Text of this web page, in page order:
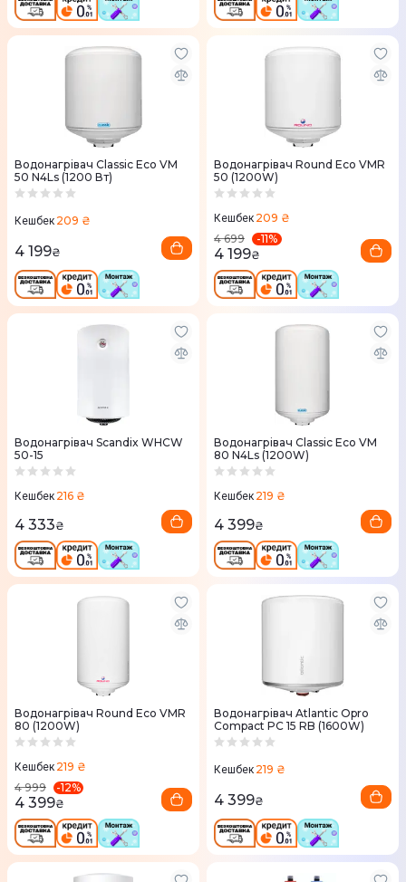
Водонагрівач Classic Eco VM
50 N4Ls (1200 Вт)
Кешбек 209 ₴
4 199₴
Водонагрівач Round Eco VMR
50 (1200W)
Кешбек 209 ₴
4 699
-11%
4 199₴
Водонагрівач Scandix WHCW
50-15
Кешбек 216 ₴
4 333₴
Водонагрівач Classic Eco VM
80 N4Ls (1200W)
Кешбек 219 ₴
4 399₴
Водонагрівач Round Eco VMR
80 (1200W)
Кешбек 219 ₴
4 999
-12%
4 399₴
Водонагрівач Atlantic Opro
Compact PC 15 RB (1600W)
Кешбек 219 ₴
4 399₴